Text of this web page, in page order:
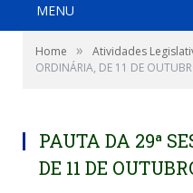
MENU
Home » Atividades
ORDINÁRIA, DE 11 DE
PAUTA DA 29ª
DE 11 DE